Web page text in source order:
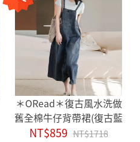
＊ORead＊復古風水洗做
舊全棉牛仔背帶裙(復古藍
M~2XL)
NT$859 NT$1718